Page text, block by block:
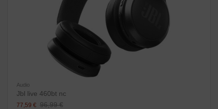
Audio
Jbl live 460bt nc
77,59 € 96,99 €